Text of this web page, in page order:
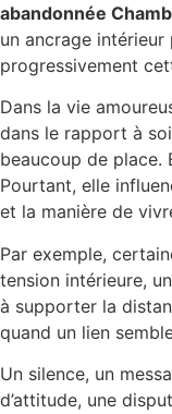
abandonnée
un ancrage intérieur
progressivement
Dans la vie
dans le rapport à
beaucoup de place.
Pourtant, elle
et la manière de
Par exemple,
tension intérieure,
à supporter la
quand un lien
Un silence, un
d’attitude, une